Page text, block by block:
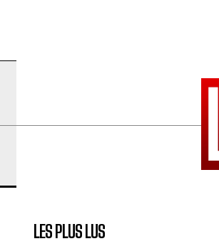
LES PLUS LUS